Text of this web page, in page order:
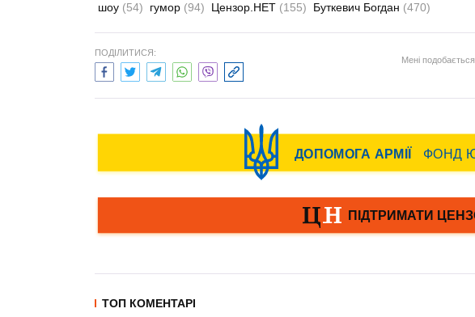
шоу (54) гумор (94) Цензор.НЕТ (155) Буткевич Богдан (470)
ПОДІЛИТИСЯ:
Мені подобається
ТОП КОМЕНТАРІ